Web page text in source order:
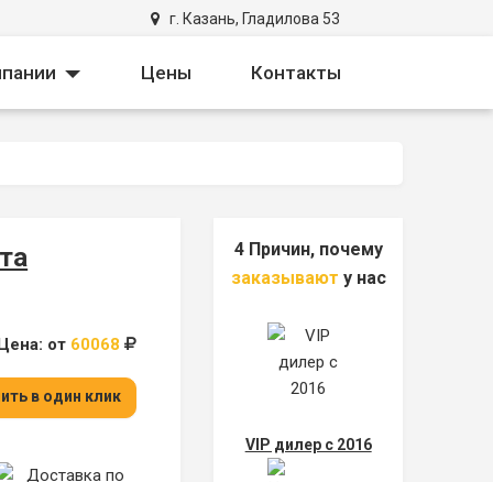
г. Казань, Гладилова 53
Toggle Dropdown
Цены Контакты
от 60068
в один клик
4 Причин, почему
заказывают у нас
VIP дилер с 2016